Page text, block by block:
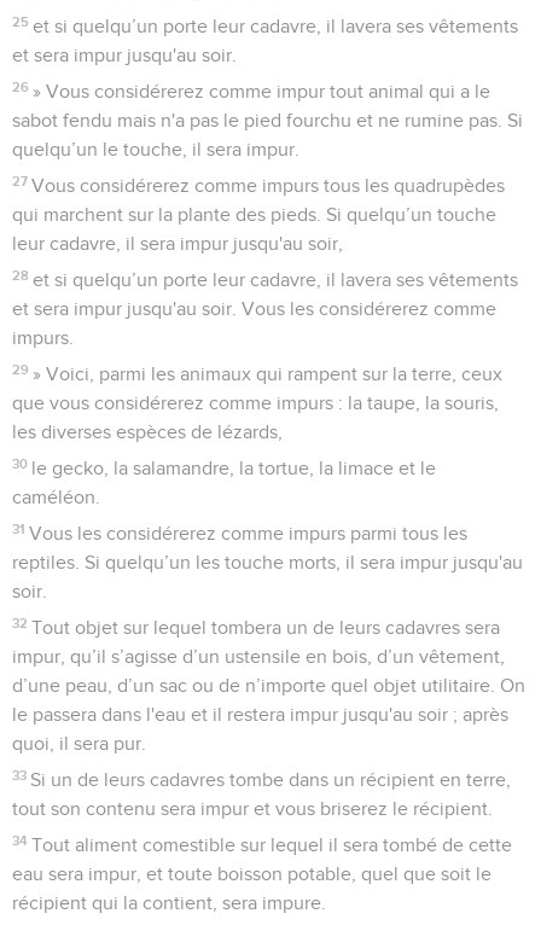
25 et si quelqu’un porte leur cadavre, il lavera ses vêtements
et sera impur jusqu'au soir.
26 » Vous considérerez comme impur tout animal qui a le
sabot fendu mais n'a pas le pied fourchu et ne rumine pas. Si
quelqu’un le touche, il sera impur.
27 Vous considérerez comme impurs tous les quadrupèdes
qui marchent sur la plante des pieds. Si quelqu’un touche
leur cadavre, il sera impur jusqu'au soir,
28 et si quelqu’un porte leur cadavre, il lavera ses vêtements
et sera impur jusqu'au soir. Vous les considérerez comme
impurs.
29 » Voici, parmi les animaux qui rampent sur la terre, ceux
que vous considérerez comme impurs : la taupe, la souris,
les diverses espèces de lézards,
30 le gecko, la salamandre, la tortue, la limace et le
caméléon.
31 Vous les considérerez comme impurs parmi tous les
reptiles. Si quelqu’un les touche morts, il sera impur jusqu'au
soir.
32 Tout objet sur lequel tombera un de leurs cadavres sera
impur, qu’il s’agisse d’un ustensile en bois, d’un vêtement,
d’une peau, d’un sac ou de n’importe quel objet utilitaire. On
le passera dans l'eau et il restera impur jusqu'au soir ; après
quoi, il sera pur.
33 Si un de leurs cadavres tombe dans un récipient en terre,
tout son contenu sera impur et vous briserez le récipient.
34 Tout aliment comestible sur lequel il sera tombé de cette
eau sera impur, et toute boisson potable, quel que soit le
récipient qui la contient, sera impure.